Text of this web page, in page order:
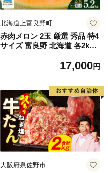
北海道上富良野町
赤肉メロン 2玉 厳選 秀品 特4
サイズ 富良野 北海道 各2kg
富良野 メロン めろん 果物 く
17,000円
大阪府泉佐野市